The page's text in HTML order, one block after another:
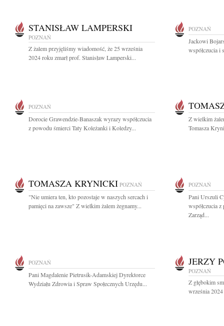
STANISŁAW LAMPERSKI
POZNAŃ
Z żalem przyjęliśmy wiadomość, że 25 września
2024 roku zmarł prof. Stanisław Lamperski...
POZNAŃ
Jackowi
współczucia i
POZNAŃ
Dorocie Grawendzie-Banaszak wyrazy współczucia
z powodu śmierci Taty Koleżanki i Koledzy...
Z wielkim
Tomasza
TOMASZA KRYNICKI POZNAŃ
"Nie umiera ten, kto pozostaje w naszych sercach i
pamięci na zawsze" Z wielkim żalem żegnamy...
POZNAŃ
Pani Urszuli
współczucia
Zarząd...
POZNAŃ
Pani Magdalenie Pietrusik-Adamskiej Dyrektorce
Wydziału Zdrowia i Spraw Społecznych Urzędu...
JERZY
POZNAŃ
Z głębokim
września